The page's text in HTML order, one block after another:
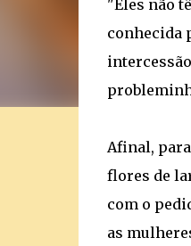
"Eles não
conhecida
Afinal,
flores de
com o
as